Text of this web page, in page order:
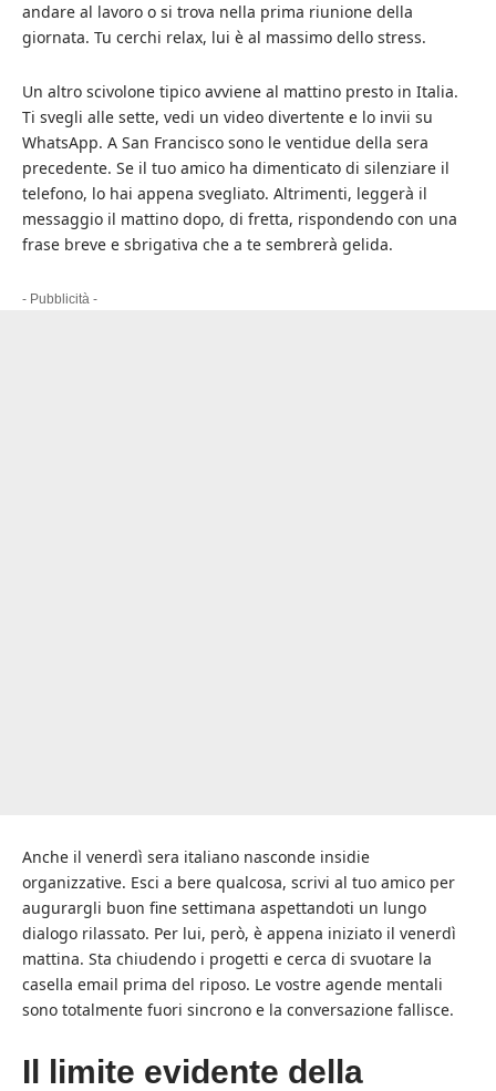
andare al lavoro o si trova nella prima riunione della
giornata. Tu cerchi relax, lui è al massimo dello stress.
Un altro scivolone tipico avviene al mattino presto in Italia.
Ti svegli alle sette, vedi un video divertente e lo invii su
WhatsApp. A San Francisco sono le ventidue della sera
precedente. Se il tuo amico ha dimenticato di silenziare il
telefono, lo hai appena svegliato. Altrimenti, leggerà il
messaggio il mattino dopo, di fretta, rispondendo con una
frase breve e sbrigativa che a te sembrerà gelida.
- Pubblicità -
Anche il venerdì sera italiano nasconde insidie
organizzative. Esci a bere qualcosa, scrivi al tuo amico per
augurargli buon fine settimana aspettandoti un lungo
dialogo rilassato. Per lui, però, è appena iniziato il venerdì
mattina. Sta chiudendo i progetti e cerca di svuotare la
casella email prima del riposo. Le vostre agende mentali
sono totalmente fuori sincrono e la conversazione fallisce.
Il limite evidente della